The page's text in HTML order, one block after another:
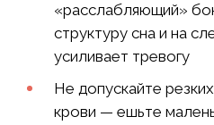
«расслабляющий»
структуру сна и на
усиливает тревогу
Не допускайте
крови — ешьте